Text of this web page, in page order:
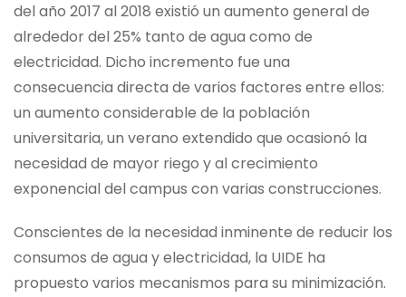
del año 2017 al 2018 existió un aumento general de
alrededor del 25% tanto de agua como de
electricidad. Dicho incremento fue una
consecuencia directa de varios factores entre ellos:
un aumento considerable de la población
universitaria, un verano extendido que ocasionó la
necesidad de mayor riego y al crecimiento
exponencial del campus con varias construcciones.
Conscientes de la necesidad inminente de reducir los
consumos de agua y electricidad, la UIDE ha
propuesto varios mecanismos para su minimización.